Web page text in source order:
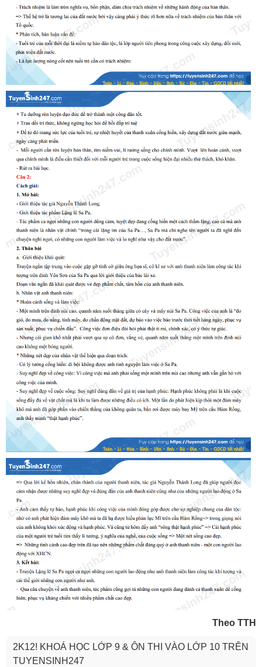
Theo TTH
2K12! KHOÁ HỌC LỚP 9 & ÔN THI VÀO LỚP 10 TRÊN
TUYENSINH247